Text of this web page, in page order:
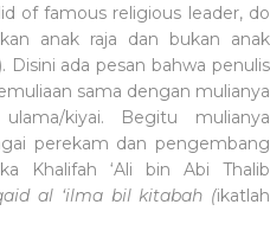
of famous religious leader, do
anak raja dan bukan anak
Disini ada pesan bahwa penulis
sama dengan mulianya
kiyai. Begitu mulianya
perekam dan pengembang
Khalifah ‘Ali bin Abi Thalib
al ‘ilma bil kitabah (ikatlah